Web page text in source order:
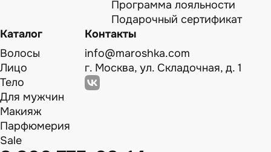
Программа лояльности
Подарочный сертификат
Каталог
Волосы
Лицо
Тело
Для мужчин
Макияж
Парфюмерия
Sale
Контакты
info@maroshka.com
г. Москва, ул. Складочная, д. 1